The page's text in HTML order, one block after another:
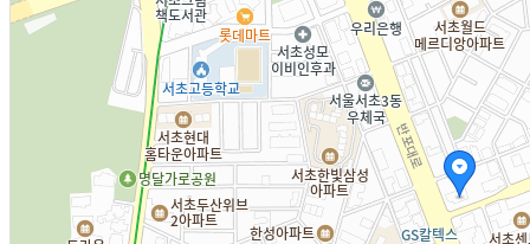
알림사항 FAQ 인사채용/입찰공고 사협게시판 영상자료
Magazine
격월간사료